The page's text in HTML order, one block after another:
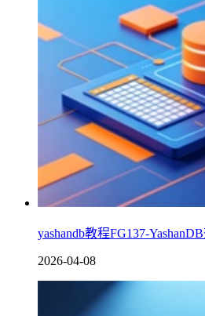
yashandb教程FG137-
2026-04-08